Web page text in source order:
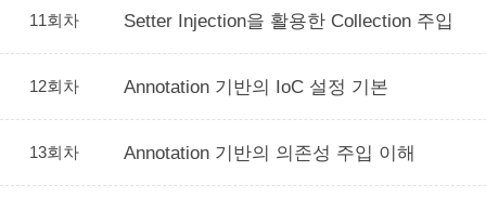
11회차 Setter Injection을 활용한 Collection 주입
12회차 Annotation 기반의 IoC 설정 기본
13회차 Annotation 기반의 의존성 주입 이해